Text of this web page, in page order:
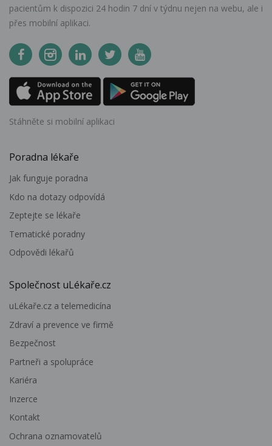
pacientům k dispozici 24 hodin 7 dní v týdnu nejen na webu, ale i
přes mobilní aplikaci.
Stáhněte si mobilní aplikaci
Poradna lékaře
Jak funguje poradna
Kdo na dotazy odpovídá
Zeptejte se lékaře
Tematické poradny
Odpovědi lékařů
Společnost uLékaře.cz
uLékaře.cz a telemedicína
Zdraví a prevence ve firmě
Bezpečnost
Partneři a spolupráce
Kariéra
Inzerce
Kontakt
Ochrana oznamovatelů